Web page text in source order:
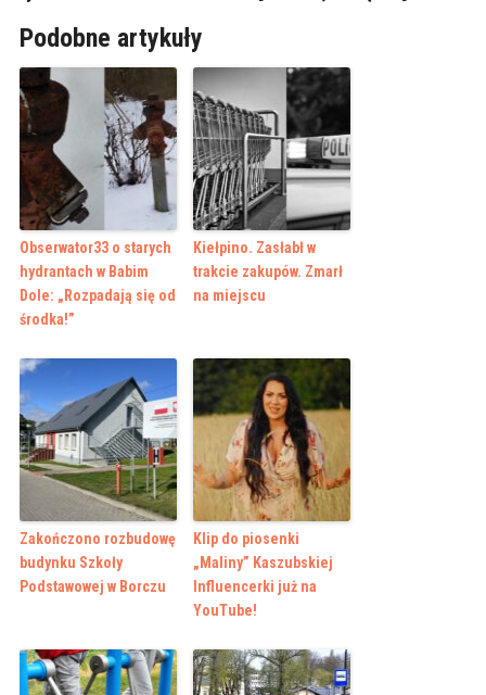
Podobne artykuły
Obserwator33 o starych
hydrantach w Babim
Dole: „Rozpadają się od
środka!”
Kiełpino. Zasłabł w
trakcie zakupów. Zmarł
na miejscu
Zakończono rozbudowę
budynku Szkoły
Podstawowej w Borczu
Klip do piosenki
„Maliny” Kaszubskiej
Influencerki już na
YouTube!